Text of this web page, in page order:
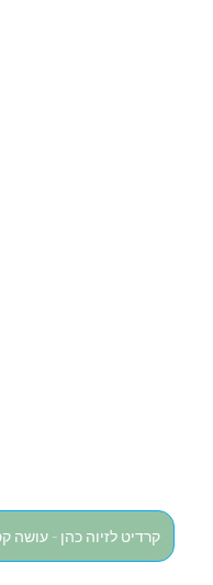
קרדיט לזיוה כהן -